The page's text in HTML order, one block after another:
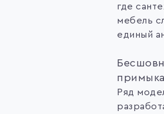
где
мебель
единый
Ряд